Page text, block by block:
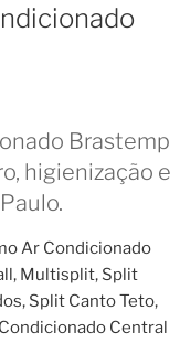
Brastemp
higienização e
Ar Condicionado
Multisplit, Split
Split Canto Teto,
Central